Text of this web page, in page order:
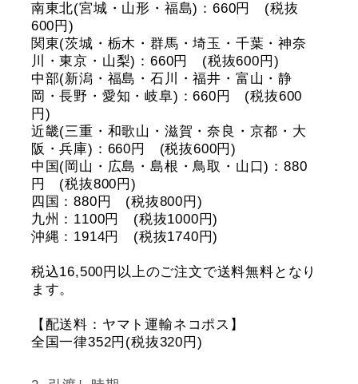
南東北(宮城・山形・福島)：660円 (税抜
600円)
関東(茨城・栃木・群馬・埼玉・千葉・神奈
川・東京・山梨)：660円 (税抜600円)
中部(新潟・福島・石川・福井・富山・静
岡・長野・愛知・岐阜)：660円 (税抜600
円)
近畿(三重・和歌山・滋賀・奈良・京都・大
阪・兵庫)：660円 (税抜600円)
中国(岡山・広島・島根・鳥取・山口)：880
円 (税抜800円)
四国：880円 (税抜800円)
九州：1100円 (税抜1000円)
沖縄：1914円 (税抜1740円)
税込16,500円以上のご注文で送料無料となり
ます。
【配送料：ヤマト運輸ネコポス】
全国一律352円(税抜320円)